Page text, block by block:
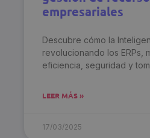
empresariales
Descubre cómo la
revolucionando los ERPs,
eficiencia, seguridad y
LEER MÁS »
17/03/2025